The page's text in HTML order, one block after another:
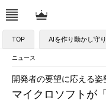
TOP AIを作り動かし守
ニュース
マイクロソフトが
開発者の要望に応える姿